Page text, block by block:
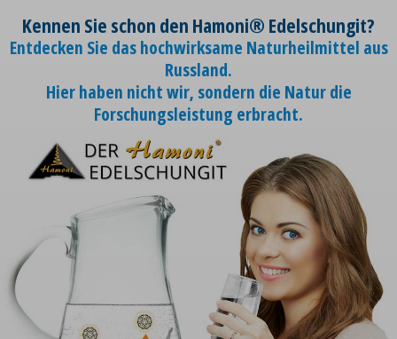
Kennen Sie schon den Hamoni® Edelschungit?
Entdecken Sie das hochwirksame Naturheilmittel aus
Russland.
Hier haben nicht wir, sondern die Natur die
Forschungsleistung erbracht.